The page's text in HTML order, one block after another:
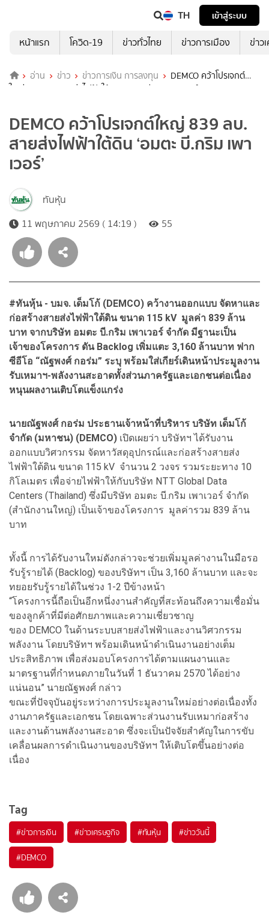
TH
เข้าสู่ระบบ
หน้าแรก
โควิด-19 ข่าวทั่วไทย ข่าวการเมือง ข่าว
อ่าน ข่าว ข่าวการเงิน การลงทุน
DEMCO คว้าโปรเจกต์
ใหญ่ 839 ลบ. สายส่งไฟฟ้าใต้ดิน ‘อมตะ บี.กริม เพาเวอร์’
DEMCO คว้าโปรเจกต์ใหญ่ 839 ลบ.
สายส่งไฟฟ้าใต้ดิน ‘อมตะ บี.กริม เพา
เวอร์’
ทันหุ้น
11 พฤษภาคม 2569 ( 14:19 )
55
#ทันหุ้น - บมจ. เด็มโก้ (DEMCO) คว้างานออกแบบ จัดหาและ
ก่อสร้างสายส่งไฟฟ้าใต้ดิน ขนาด 115 kV มูลค่า 839 ล้าน
บาท จากบริษัท อมตะ บี.กริม เพาเวอร์ จำกัด มีฐานะเป็น
เจ้าของโครงการ ดัน Backlog เพิ่มแตะ 3,160 ล้านบาท ฟาก
ซีอีโอ “ณัฐพงศ์ กอร่ม” ระบุ พร้อมใส่เกียร์เดินหน้าประมูลงาน
รับเหมาฯ-พลังงานสะอาดทั้งส่วนภาครัฐและเอกชนต่อเนื่อง
หนุนผลงานเติบโตแข็งแกร่ง
นายณัฐพงศ์ กอร่ม ประธานเจ้าหน้าที่บริหาร บริษัท เด็มโก้
จำกัด (มหาชน) (DEMCO) เปิดเผยว่า บริษัทฯ ได้รับงาน
ออกแบบวิศวกรรม จัดหาวัสดุอุปกรณ์และก่อสร้างสายส่ง
ไฟฟ้าใต้ดิน ขนาด 115 kV จำนวน 2 วงจร รวมระยะทาง 10
กิโลเมตร เพื่อจ่ายไฟฟ้าให้กับบริษัท NTT Global Data
Centers (Thailand) ซึ่งมีบริษัท อมตะ บี.กริม เพาเวอร์ จำกัด
(สำนักงานใหญ่) เป็นเจ้าของโครงการ มูลค่ารวม 839 ล้าน
บาท
ทั้งนี้ การได้รับงานใหม่ดังกล่าวจะช่วยเพิ่มมูลค่างานในมือรอ
รับรู้รายได้ (Backlog) ของบริษัทฯ เป็น 3,160 ล้านบาท และจะ
ทยอยรับรู้รายได้ในช่วง 1-2 ปีข้างหน้า
“โครงการนี้ถือเป็นอีกหนึ่งงานสำคัญที่สะท้อนถึงความเชื่อมั่น
ของลูกค้าที่มีต่อศักยภาพและความเชี่ยวชาญ
ของ DEMCO ในด้านระบบสายส่งไฟฟ้าและงานวิศวกรรม
พลังงาน โดยบริษัทฯ พร้อมเดินหน้าดำเนินงานอย่างเต็ม
ประสิทธิภาพ เพื่อส่งมอบโครงการได้ตามแผนงานและ
มาตรฐานที่กำหนดภายในวันที่ 1 ธันวาคม 2570 ได้อย่าง
แน่นอน” นายณัฐพงศ์ กล่าว
ขณะที่ปัจจุบันอยู่ระหว่างการประมูลงานใหม่อย่างต่อเนื่องทั้ง
งานภาครัฐและเอกชน โดยเฉพาะส่วนงานรับเหมาก่อสร้าง
และงานด้านพลังงานสะอาด ซึ่งจะเป็นปัจจัยสำคัญในการขับ
เคลื่อนผลการดำเนินงานของบริษัทฯ ให้เติบโตขึ้นอย่างต่อ
เนื่อง
Tag
#ข่าวการเงิน #ข่าวเศรษฐกิจ #ทันหุ้น #ข่าววันนี้
#DEMCO